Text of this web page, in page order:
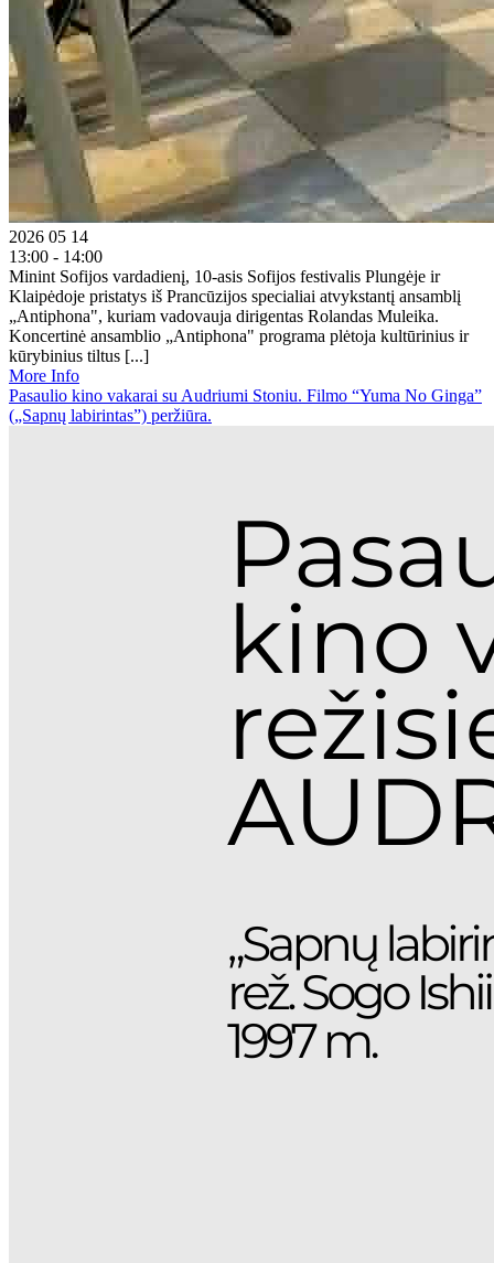
2026 05 14
13:00 - 14:00
Minint Sofijos vardadienį, 10-asis Sofijos festivalis Plungėje ir
Klaipėdoje pristatys iš Prancūzijos specialiai atvykstantį ansamblį
„Antiphona", kuriam vadovauja dirigentas Rolandas Muleika.
Koncertinė ansamblio „Antiphona" programa plėtoja kultūrinius ir
kūrybinius tiltus [...]
More Info
Pasaulio kino vakarai su Audriumi Stoniu. Filmo “Yuma No Ginga”
(„Sapnų labirintas”) peržiūra.